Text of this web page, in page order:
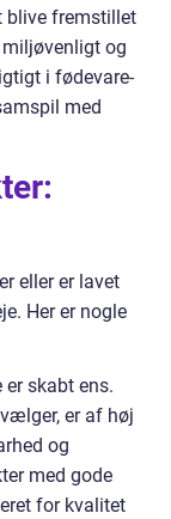
blive fremstillet
miljøvenligt og
i fødevare-
med
eller er lavet
Her er nogle
skabt ens.
er af høj
og
med gode
for kvalitet